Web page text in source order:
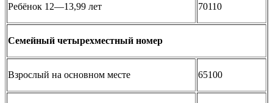
Ребёнок 12—13,99 лет 70110
Семейный четырехместный номер
Взрослый на основном месте 65100